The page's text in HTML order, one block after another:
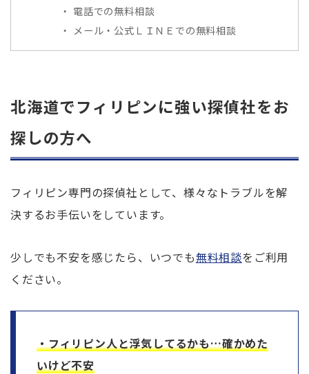
電話での無料相談
メール・公式ＬＩＮＥでの無料相談
北海道でフィリピンに強い探偵社をお
探しの方へ
フィリピン専門の探偵社として、様々なトラブルを解
決するお手伝いをしています。
少しでも不安を感じたら、いつでも無料相談をご利用
ください。
・フィリピン人と浮気してるかも…確かめた
いけど不安